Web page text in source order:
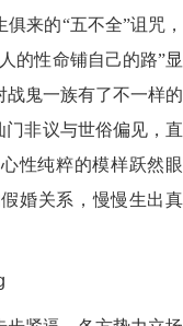
来的“五不全”诅咒，
的性命铺自己的路”显
战鬼一族有了不一样的
门非议与世俗偏见，直
性纯粹的模样跃然眼
婚关系，慢慢生出真